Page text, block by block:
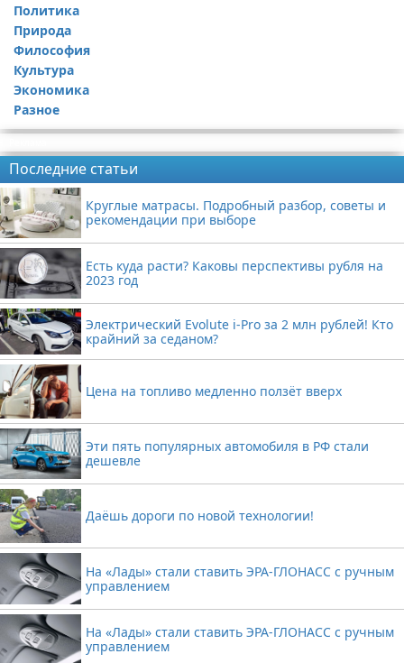
Политика
Природа
Философия
Культура
Экономика
Разное
Последние статьи
Круглые матрасы. Подробный разбор, советы и
рекомендации при выборе
Есть куда расти? Каковы перспективы рубля на
2023 год
Электрический Evolute i-Pro за 2 млн рублей! Кто
крайний за седаном?
Цена на топливо медленно ползёт вверх
Эти пять популярных автомобиля в РФ стали
дешевле
Даёшь дороги по новой технологии!
На «Лады» стали ставить ЭРА-ГЛОНАСС с ручным
управлением
На «Лады» стали ставить ЭРА-ГЛОНАСС с ручным
управлением